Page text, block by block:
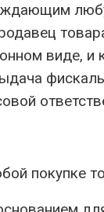
виде,
покупке